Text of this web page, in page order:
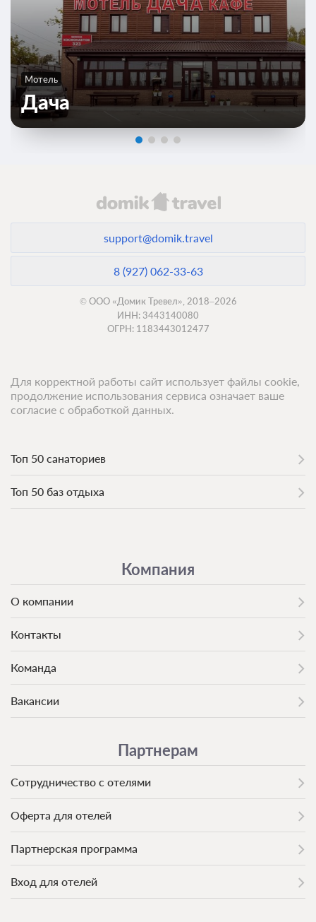
Мотель
Дача
support@domik.travel
8 (927) 062-33-63
© ООО «Домик Тревел», 2018–2026
ИНН: 3443140080
ОГРН: 1183443012477
Топ 50 санаториев
Топ 50 баз отдыха
Компания
О компании
Контакты
Команда
Вакансии
Партнерам
Сотрудничество с отелями
Оферта для отелей
Партнерская программа
Вход для отелей
Для корректной работы сайт использует файлы cookie,
продолжение использования сервиса означает ваше
согласие с обработкой данных.